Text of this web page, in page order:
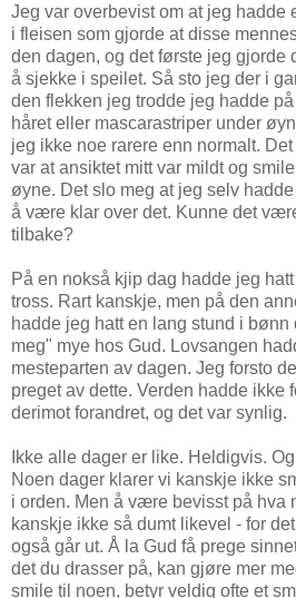
Jeg var overbevist om at jeg hadde
i fleisen som gjorde at disse
den dagen, og det første jeg gjorde
å sjekke i speilet. Så sto jeg der i
den flekken jeg trodde jeg hadde
håret eller mascarastriper under
jeg ikke noe rarere enn normalt.
var at ansiktet mitt var mildt og
øyne. Det slo meg at jeg selv
å være klar over det. Kunne det
tilbake?
På en nokså kjip dag hadde jeg
tross. Rart kanskje, men på den
hadde jeg hatt en lang stund i bønn
meg" mye hos Gud. Lovsangen
mesteparten av dagen. Jeg forsto
preget av dette. Verden hadde ikke
derimot forandret, og det var synlig.
Ikke alle dager er like. Heldigvis.
Noen dager klarer vi kanskje ikke
i orden. Men å være bevisst på hva
kanskje ikke så dumt likevel - for
også går ut. Å la Gud få prege
det du drasser på, kan gjøre mer
smile til noen, betyr veldig ofte et